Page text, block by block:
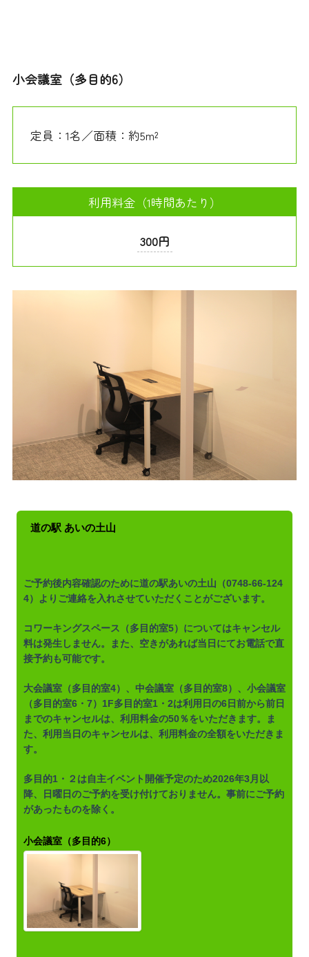
小会議室（多目的6）
定員：1名／面積：約5m²
利用料金（1時間あたり）
300円